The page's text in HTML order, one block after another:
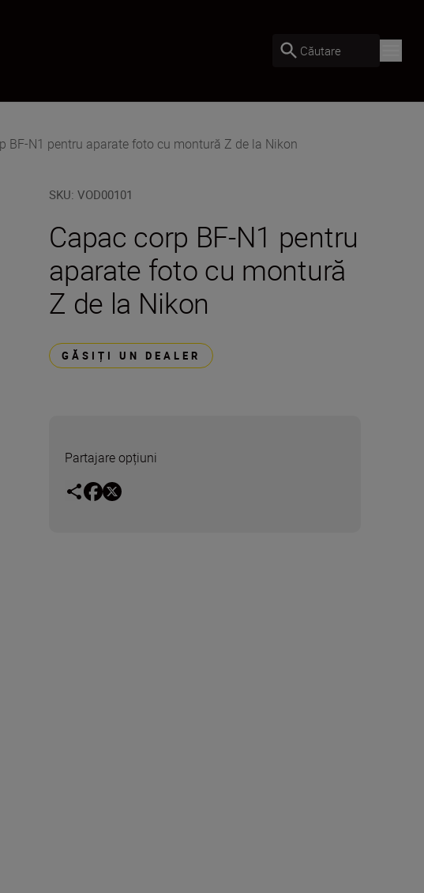
Căutare
BF-N1 pentru aparate foto cu montură Z de la Nikon
SKU:VOD00101
Capac corp BF-N1 pentru
aparate foto cu montură
Z de la Nikon
GĂSIȚI UN DEALER
Partajare opțiuni